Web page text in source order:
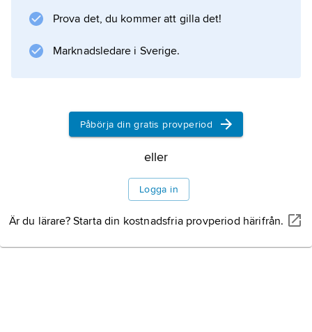
The Periglacial Environment: Past and Present
(1969).
Prova det, du kommer att gilla det!
Marknadsledare i Sverige.
Påbörja din gratis provperiod
eller
Logga in
Är du lärare? Starta din kostnadsfria provperiod härifrån.